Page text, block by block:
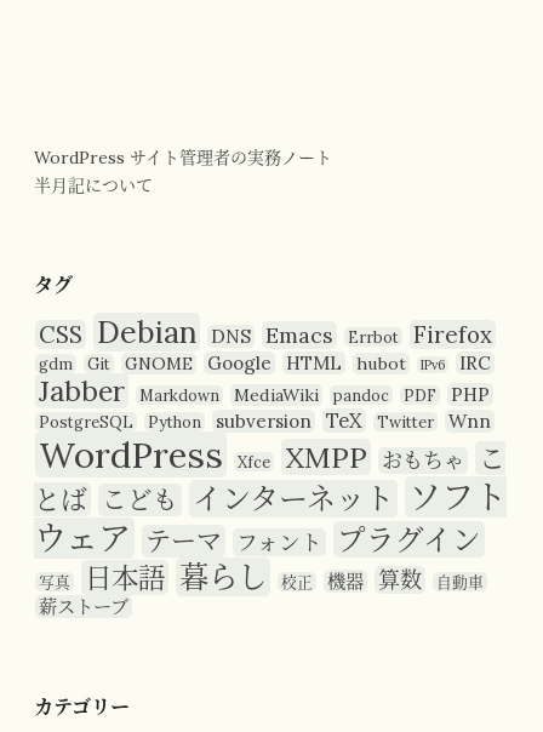
WordPress サイト管理者の実務ノート
半月記について
タグ
CSS Debian DNS Emacs Errbot Firefox
gdm Git GNOME Google HTML hubot IPv6 IRC
Jabber Markdown MediaWiki pandoc PDF PHP
PostgreSQL Python subversion TeX Twitter Wnn
WordPress Xfce XMPP おもちゃ
こ
とば こども インターネット
ソフト
ウェア
テーマ フォント プラグイン
写真 日本語 暮らし 校正 機器 算数 自動車
薪ストーブ
カテゴリー